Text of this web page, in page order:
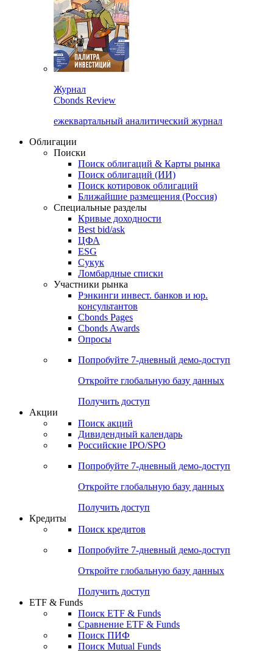
Журнал
Cbonds Review
ежеквартальный аналитический журнал
Облигации
Поиски
Поиск облигаций & Карты рынка
Поиск облигаций (ИИ)
Поиск котировок облигаций
Ближайшие размещения (Россия)
Специальные разделы
Кривые доходности
Best bid/ask
ЦФА
ESG
Сукук
Ломбардные списки
Участники рынка
Рэнкинги инвест. банков и юр.
консультантов
Cbonds Pages
Cbonds Awards
Опросы
Попробуйте 7-дневный демо-доступ
Откройте глобальную базу данных
Получить доступ
Акции
Поиск акций
Дивидендный календарь
Российские IPO/SPO
Попробуйте 7-дневный демо-доступ
Откройте глобальную базу данных
Получить доступ
Кредиты
Поиск кредитов
Попробуйте 7-дневный демо-доступ
Откройте глобальную базу данных
Получить доступ
ETF & Funds
Поиск ETF & Funds
Сравнение ETF & Funds
Поиск ПИФ
Поиск Mutual Funds